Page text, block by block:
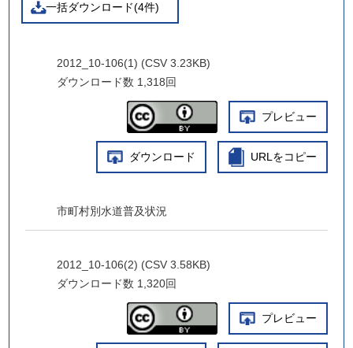
一括ダウンロード(4件)
2012_10-106(1) (CSV 3.23KB)
ダウンロード数 1,318回
プレビュー
ダウンロード URLをコピー
市町村別水道普及状況
2012_10-106(2) (CSV 3.58KB)
ダウンロード数 1,320回
プレビュー